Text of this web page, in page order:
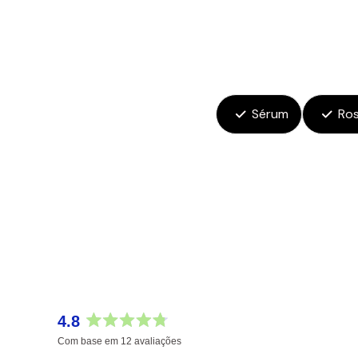
Sérum
4.8
Avaliado
Com base em 12 avaliações